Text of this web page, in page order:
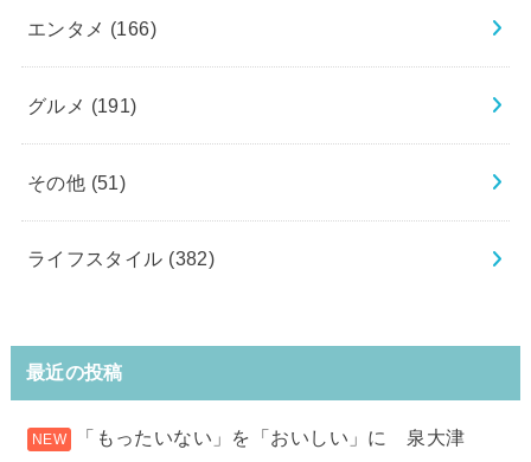
エンタメ (166)
グルメ (191)
その他 (51)
ライフスタイル (382)
最近の投稿
「もったいない」を「おいしい」に 泉大津